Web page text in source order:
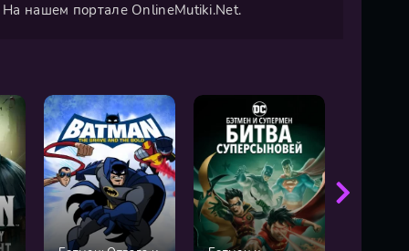
На нашем портале OnlineMutiki.Net.